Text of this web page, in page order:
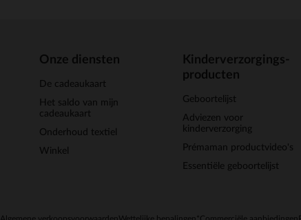
Onze diensten
De cadeaukaart
Het saldo van mijn
cadeaukaart
Onderhoud textiel
Winkel
Kinderverzorgings-
producten
Geboortelijst
Adviezen voor
kinderverzorging
Prémaman productvideo's
Essentiële geboortelijst